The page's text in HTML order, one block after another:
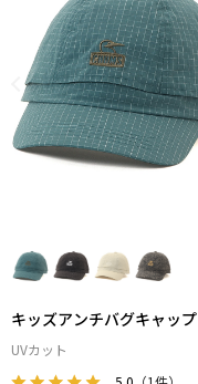
キッズアンチバグキャップ
UVカット